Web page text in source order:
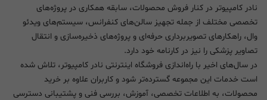
نادر کامپیوتر در کنار فروش محصولات، سابقه همکاری در پروژه‌های
تخصصی مختلف از جمله تجهیز سالن‌های کنفرانس، سیستم‌های ویدئو
وال، راهکارهای تصویربرداری حرفه‌ای و پروژه‌های ذخیره‌سازی و انتقال
تصاویر پزشکی را نیز در کارنامه خود دارد.
در سال‌های اخیر با راه‌اندازی فروشگاه اینترنتی نادر کامپیوتر، تلاش شده
است خدمات این مجموعه گسترده‌تر شود و کاربران علاوه بر خرید
محصولات، به اطلاعات تخصصی، آموزش، بررسی فنی و پشتیبانی دسترسی